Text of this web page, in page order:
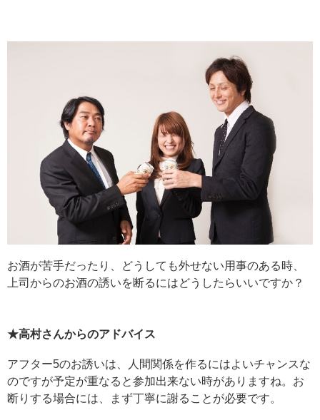
お酒が苦手だったり、どうしても外せない用事のある時、
上司からのお酒の誘いを断るにはどうしたらいいですか？
★高村さんからのアドバイス
アフター5のお誘いは、人間関係を作るにはよいチャンスな
のですが予定が重なると参加出来ない時がありますね。お
断りする場合には、まず丁寧に謝ることが必要です。